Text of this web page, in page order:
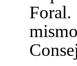
Foral.